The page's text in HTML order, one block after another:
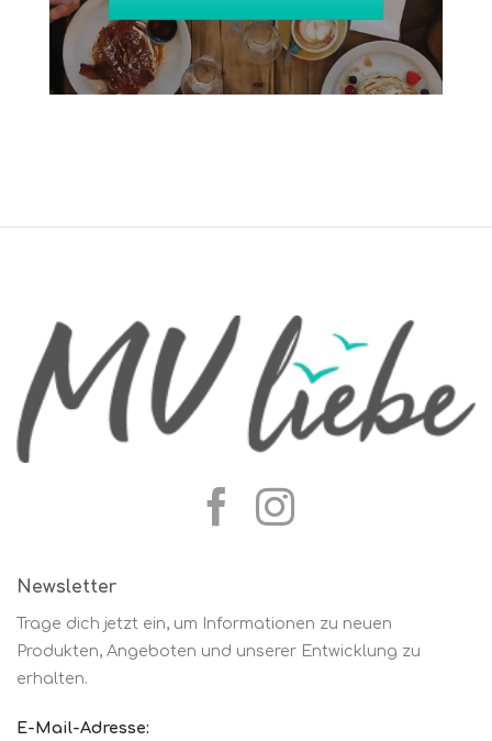
Newsletter
Trage dich jetzt ein, um Informationen zu neuen
Produkten, Angeboten und unserer Entwicklung zu
erhalten.
E-Mail-Adresse: